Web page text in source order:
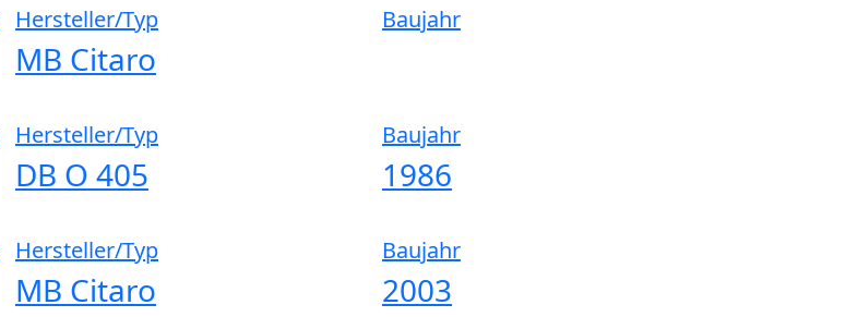
Hersteller/Typ
MB Citaro
Baujahr
Hersteller/Typ
DB O 405
Baujahr
1986
Hersteller/Typ
MB Citaro
Baujahr
2003